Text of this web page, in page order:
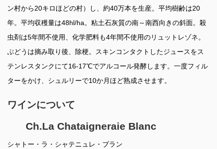
ン村から20キロほどの村）し、約40万本を生産。平均樹齢は20
年。平均収穫量は48hl/ha。粘土石灰質の南～南西向きの斜面。殺
虫剤は5年間不使用、化学肥料も4年間不使用のリュットレゾネ。
ぶどうは摘み取り後、除梗。スキンコンタクトしたジュースをス
テンレスタンクにて16-17℃でアルコール発酵します。一度フィル
ターをかけ、シュルリーで10か月ほど熟成させます。
ワインについて
Ch.La Chataigneraie Blanc
シャトー・ラ・シャテニュレ・ブラン